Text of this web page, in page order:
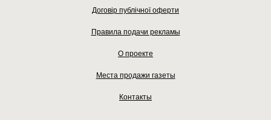
Договір публічної оферти
Правила подачи рекламы
О проекте
Места продажи газеты
Контакты